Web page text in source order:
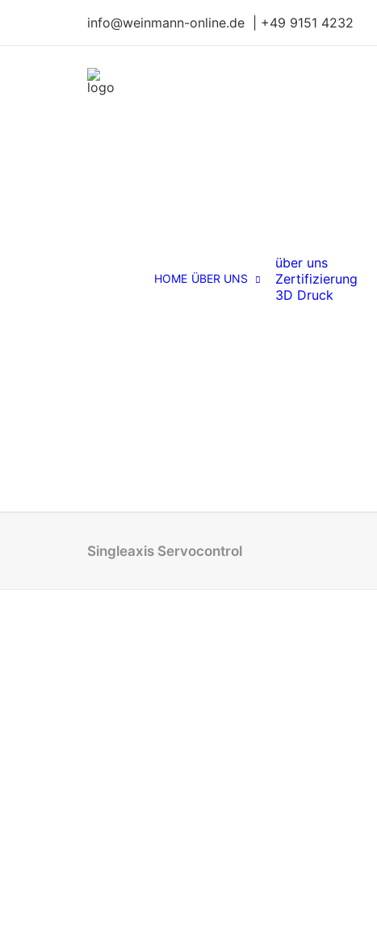
info@weinmann-online.de | +49 9151 4232
HOME ÜBER UNS
über uns
Zertifizierung
3D Druck
Singleaxis Servocontrol